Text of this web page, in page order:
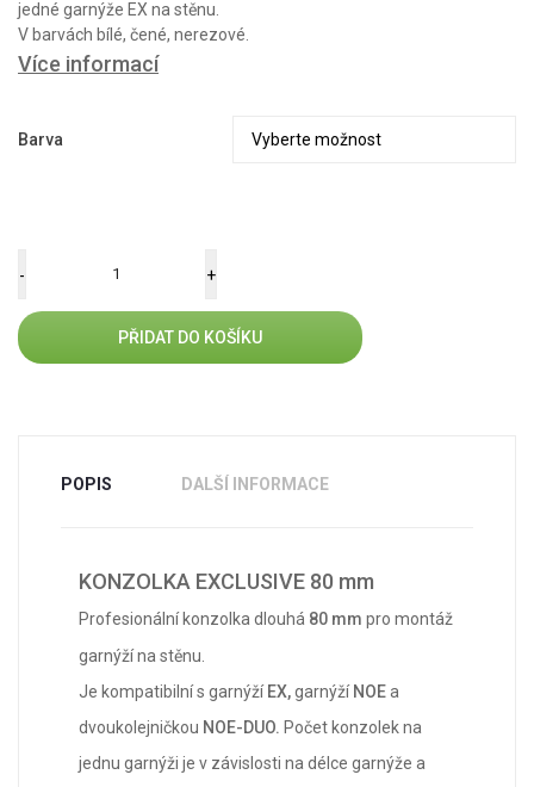
jedné garnýže EX na stěnu.
V barvách bílé, čené, nerezové.
Více informací
Barva
PŘIDAT DO KOŠÍKU
POPIS DALŠÍ INFORMACE
KONZOLKA EXCLUSIVE 80 mm
Profesionální konzolka dlouhá 80 mm pro montáž
garnýží na stěnu.
Je kompatibilní s garnýžíEX,garnýžíNOEa
dvoukolejničkou NOE-DUO. Počet konzolek na
jednu garnýži je v závislosti na délce garnýže a